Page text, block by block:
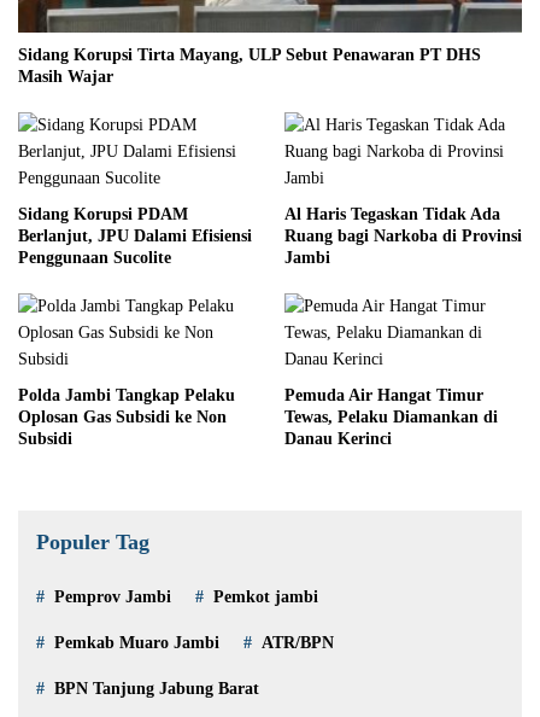
Sidang Korupsi Tirta Mayang, ULP Sebut Penawaran PT DHS
Masih Wajar
Sidang Korupsi PDAM
Berlanjut, JPU Dalami Efisiensi
Penggunaan Sucolite
Al Haris Tegaskan Tidak Ada
Ruang bagi Narkoba di Provinsi
Jambi
Polda Jambi Tangkap Pelaku
Oplosan Gas Subsidi ke Non
Subsidi
Pemuda Air Hangat Timur
Tewas, Pelaku Diamankan di
Danau Kerinci
Populer Tag
Pemprov Jambi Pemkot jambi
Pemkab Muaro Jambi ATR/BPN
BPN Tanjung Jabung Barat